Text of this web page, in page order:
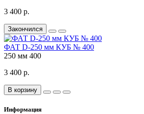
3 400 р.
Закончился
ФАТ D-250 мм КУБ № 400
250 мм 400
3 400 р.
В корзину
Информация